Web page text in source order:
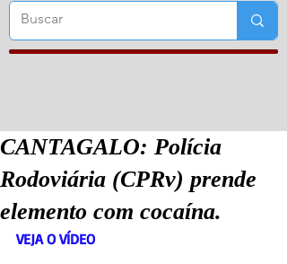
CANTAGALO: Polícia
Rodoviária (CPRv) prende
elemento com cocaína.
VEJA O VÍDEO